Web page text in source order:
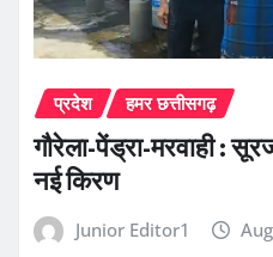
प्रदेश हमर छत्तीसगढ़
गौरेला-पेंड्रा-मरवाही :
नई किरण
Junior Editor1